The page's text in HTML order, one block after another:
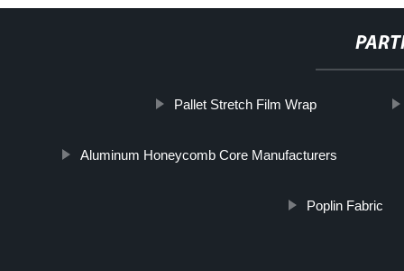
Pallet Stretch Film Wrap
Aluminum Honeycomb Core Manufacturers
Poplin Fabric